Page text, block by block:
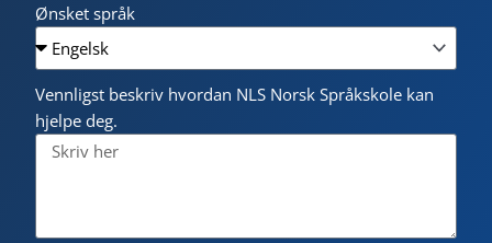
Ønsket språk
Vennligst beskriv hvordan NLS Norsk Språkskole kan
hjelpe deg.